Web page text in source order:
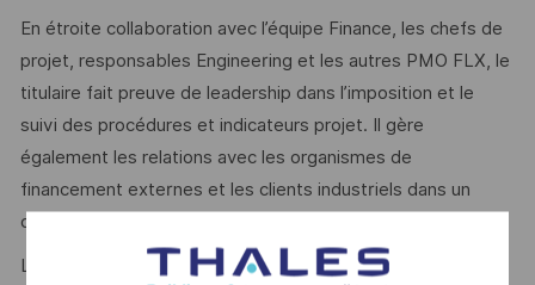
En étroite collaboration avec l’équipe Finance, les chefs de
projet, responsables Engineering et les autres PMO FLX, le
titulaire fait preuve de leadership dans l’imposition et le
suivi des procédures et indicateurs projet. Il gère
également les relations avec les organismes de
financement externes et les clients industriels dans un
contexte de confidentialité et d’exigence accrues.
Le poste requiert adaptabilité, rigueur et force de